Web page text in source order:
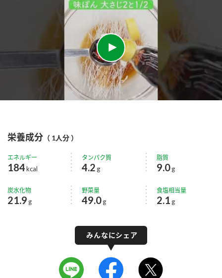
栄養成分 （ 1人分 ）
エネルギー
184kcal
タンパク質
4.2 g
脂質
9.0 g
炭水化物
21.9 g
野菜量
49.0g
食塩相当量
2.1 g